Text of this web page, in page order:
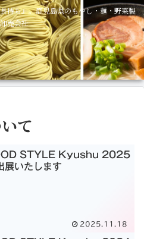
持ち』。鹿児島県のもやし・麺・野菜製
売会社
て
STYLE Kyushu 2025
展いたします
2025.11.18